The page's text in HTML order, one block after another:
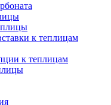
к теплицам
к теплицам